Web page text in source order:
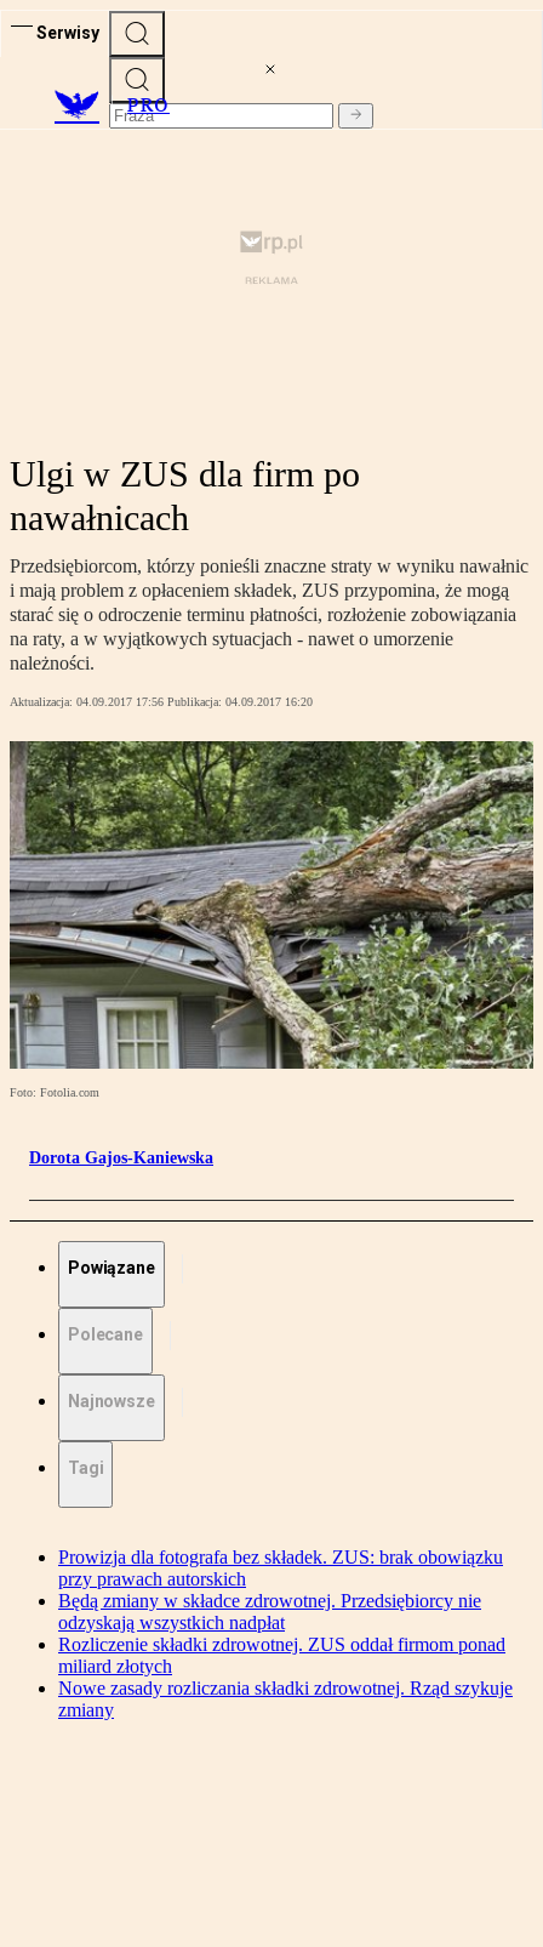
Serwisy
PRO
Ulgi w ZUS dla firm po
nawałnicach
Przedsiębiorcom, którzy ponieśli znaczne straty w wyniku nawałnic
i mają problem z opłaceniem składek, ZUS przypomina, że mogą
starać się o odroczenie terminu płatności, rozłożenie zobowiązania
na raty, a w wyjątkowych sytuacjach - nawet o umorzenie
należności.
Aktualizacja: 04.09.2017 17:56 Publikacja: 04.09.2017 16:20
Foto: Fotolia.com
Dorota Gajos-Kaniewska
Powiązane
Polecane
Najnowsze
Tagi
Prowizja dla fotografa bez składek. ZUS: brak obowiązku
przy prawach autorskich
Będą zmiany w składce zdrowotnej. Przedsiębiorcy nie
odzyskają wszystkich nadpłat
Rozliczenie składki zdrowotnej. ZUS oddał firmom ponad
miliard złotych
Nowe zasady rozliczania składki zdrowotnej. Rząd szykuje
zmiany